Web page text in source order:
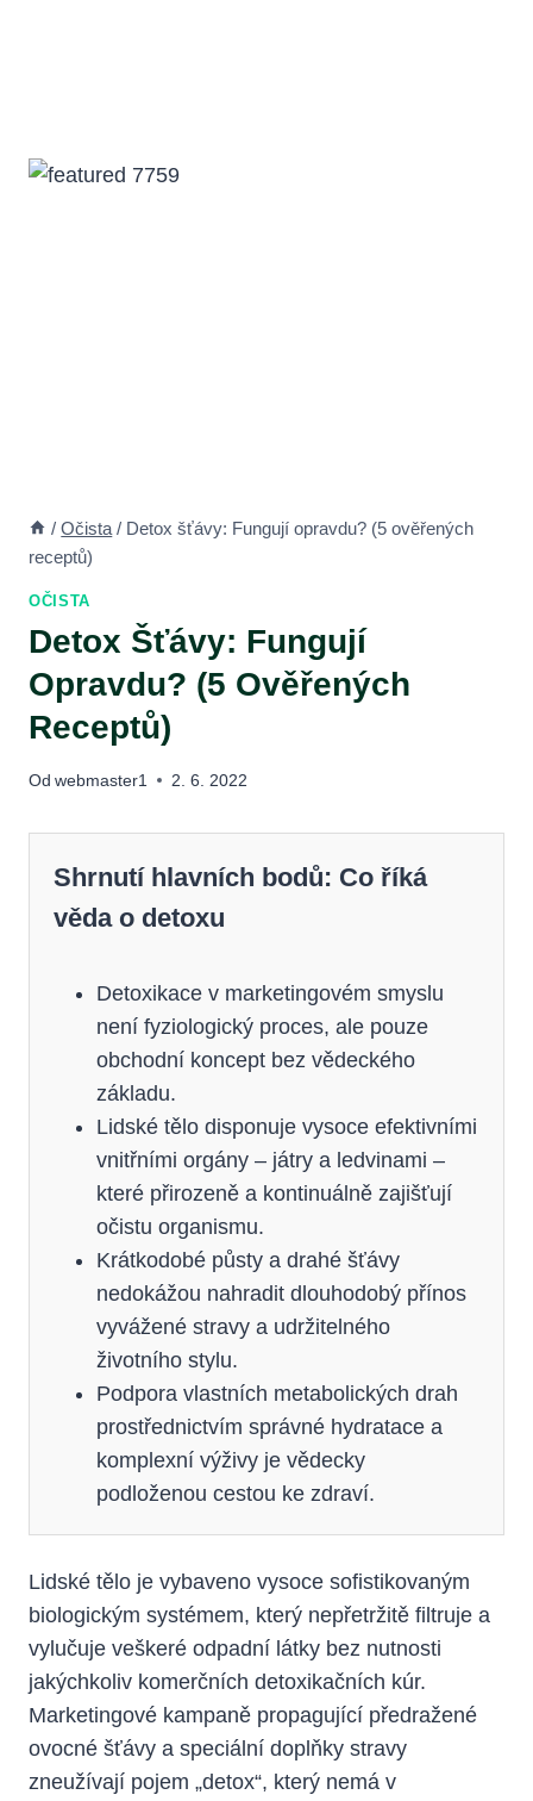
/ Očista / Detox šťávy: Fungují opravdu? (5 ověřených
receptů)
OČISTA
Detox Šťávy: Fungují
Opravdu? (5 Ověřených
Receptů)
Od webmaster1 2. 6. 2022
Shrnutí hlavních bodů: Co říká
věda o detoxu
Detoxikace v marketingovém smyslu
není fyziologický proces, ale pouze
obchodní koncept bez vědeckého
základu.
Lidské tělo disponuje vysoce efektivními
vnitřními orgány – játry a ledvinami –
které přirozeně a kontinuálně zajišťují
očistu organismu.
Krátkodobé půsty a drahé šťávy
nedokážou nahradit dlouhodobý přínos
vyvážené stravy a udržitelného
životního stylu.
Podpora vlastních metabolických drah
prostřednictvím správné hydratace a
komplexní výživy je vědecky
podloženou cestou ke zdraví.
Lidské tělo je vybaveno vysoce sofistikovaným
biologickým systémem, který nepřetržitě filtruje a
vylučuje veškeré odpadní látky bez nutnosti
jakýchkoliv komerčních detoxikačních kúr.
Marketingové kampaně propagující předražené
ovocné šťávy a speciální doplňky stravy
zneužívají pojem „detox“, který nemá v